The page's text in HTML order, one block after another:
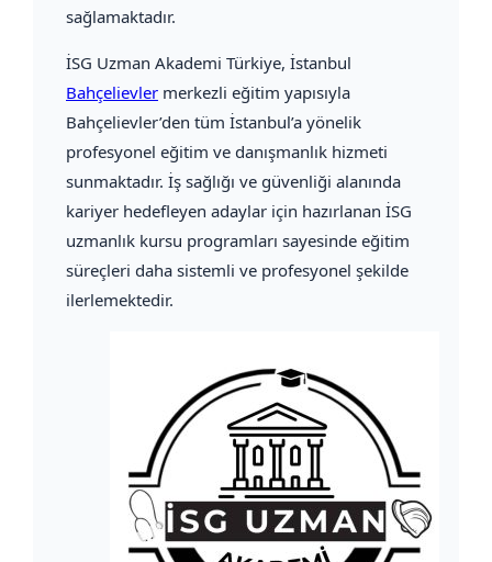
sağlamaktadır.
İSG Uzman Akademi Türkiye, İstanbul
Bahçelievler merkezli eğitim yapısıyla
Bahçelievler’den tüm İstanbul’a yönelik
profesyonel eğitim ve danışmanlık hizmeti
sunmaktadır. İş sağlığı ve güvenliği alanında
kariyer hedefleyen adaylar için hazırlanan İSG
uzmanlık kursu programları sayesinde eğitim
süreçleri daha sistemli ve profesyonel şekilde
ilerlemektedir.